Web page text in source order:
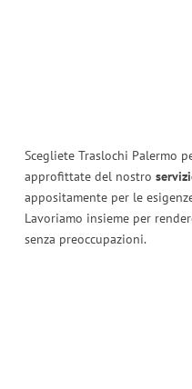
Scegliete Traslochi Palermo
approfittate del nostro
appositamente per le
Lavoriamo insieme per
senza preoccupazioni.